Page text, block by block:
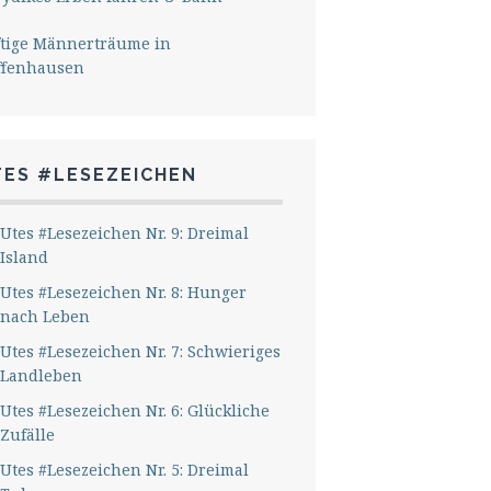
Männerträume in
#LESEZEICHEN
Utes #Lesezeichen Nr. 9: Dreimal
Island
Utes #Lesezeichen Nr. 8: Hunger
nach Leben
Utes #Lesezeichen Nr. 7: Schwieriges
Landleben
Utes #Lesezeichen Nr. 6: Glückliche
Zufälle
Utes #Lesezeichen Nr. 5: Dreimal